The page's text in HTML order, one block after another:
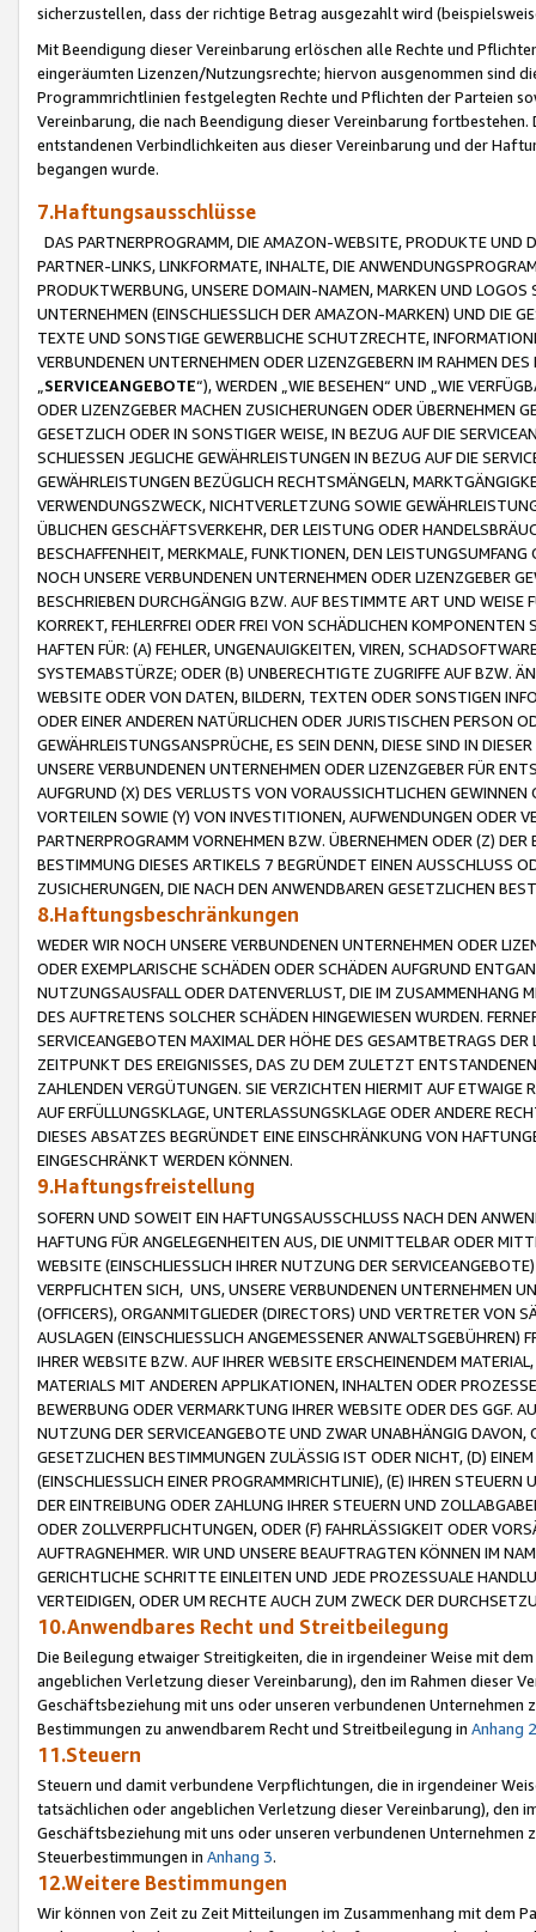
sicherzustellen, dass der richtige Betrag ausgezahlt wird
Mit Beendigung dieser Vereinbarung erlöschen alle Rechte und
eingeräumten Lizenzen/Nutzungsrechte; hiervon ausgenommen sind
Programmrichtlinien festgelegten Rechte und Pflichten der Parteien
Vereinbarung, die nach Beendigung dieser Vereinbarung
entstandenen Verbindlichkeiten aus dieser Vereinbarung und der
begangen wurde.
7.Haftungsausschlüsse
DAS PARTNERPROGRAMM, DIE AMAZON-WEBSITE, PRODUKTE UND
PARTNER-LINKS, LINKFORMATE, INHALTE, DIE
PRODUKTWERBUNG, UNSERE DOMAIN-NAMEN, MARKEN UND
UNTERNEHMEN (EINSCHLIESSLICH DER AMAZON-MARKEN) UND DIE
TEXTE UND SONSTIGE GEWERBLICHE SCHUTZRECHTE,
VERBUNDENEN UNTERNEHMEN ODER LIZENZGEBERN IM RAHMEN
SERVICEANGEBOTE“), WERDEN „WIE BESEHEN“ UND „WIE
ODER LIZENZGEBER MACHEN ZUSICHERUNGEN ODER ÜBERNEHMEN
GESETZLICH ODER IN SONSTIGER WEISE, IN BEZUG AUF DIE
SCHLIESSEN JEGLICHE GEWÄHRLEISTUNGEN IN BEZUG AUF DIE
GEWÄHRLEISTUNGEN BEZÜGLICH RECHTSMÄNGELN,
VERWENDUNGSZWECK, NICHTVERLETZUNG SOWIE
ÜBLICHEN GESCHÄFTSVERKEHR, DER LEISTUNG ODER
BESCHAFFENHEIT, MERKMALE, FUNKTIONEN, DEN
NOCH UNSERE VERBUNDENEN UNTERNEHMEN ODER LIZENZGEBER
BESCHRIEBEN DURCHGÄNGIG BZW. AUF BESTIMMTE ART UND
KORREKT, FEHLERFREI ODER FREI VON SCHÄDLICHEN
HAFTEN FÜR: (A) FEHLER, UNGENAUIGKEITEN, VIREN,
SYSTEMABSTÜRZE; ODER (B) UNBERECHTIGTE ZUGRIFFE AUF BZW.
WEBSITE ODER VON DATEN, BILDERN, TEXTEN ODER SONSTIGEN
ODER EINER ANDEREN NATÜRLICHEN ODER JURISTISCHEN PERSON
GEWÄHRLEISTUNGSANSPRÜCHE, ES SEIN DENN, DIESE SIND IN
UNSERE VERBUNDENEN UNTERNEHMEN ODER LIZENZGEBER FÜR
AUFGRUND (X) DES VERLUSTS VON VORAUSSICHTLICHEN
VORTEILEN SOWIE (Y) VON INVESTITIONEN, AUFWENDUNGEN ODER
PARTNERPROGRAMM VORNEHMEN BZW. ÜBERNEHMEN ODER (Z)
BESTIMMUNG DIESES ARTIKELS 7 BEGRÜNDET EINEN AUSSCHLUSS
ZUSICHERUNGEN, DIE NACH DEN ANWENDBAREN GESETZLICHEN
8.Haftungsbeschränkungen
WEDER WIR NOCH UNSERE VERBUNDENEN UNTERNEHMEN ODER
ODER EXEMPLARISCHE SCHÄDEN ODER SCHÄDEN AUFGRUND
NUTZUNGSAUSFALL ODER DATENVERLUST, DIE IM ZUSAMMENHANG
DES AUFTRETENS SOLCHER SCHÄDEN HINGEWIESEN WURDEN.
SERVICEANGEBOTEN MAXIMAL DER HÖHE DES GESAMTBETRAGS
ZEITPUNKT DES EREIGNISSES, DAS ZU DEM ZULETZT
ZAHLENDEN VERGÜTUNGEN. SIE VERZICHTEN HIERMIT AUF
AUF ERFÜLLUNGSKLAGE, UNTERLASSUNGSKLAGE ODER ANDERE
DIESES ABSATZES BEGRÜNDET EINE EINSCHRÄNKUNG VON
EINGESCHRÄNKT WERDEN KÖNNEN.
9.Haftungsfreistellung
SOFERN UND SOWEIT EIN HAFTUNGSAUSSCHLUSS NACH DEN
HAFTUNG FÜR ANGELEGENHEITEN AUS, DIE UNMITTELBAR ODER
WEBSITE (EINSCHLIESSLICH IHRER NUTZUNG DER
VERPFLICHTEN SICH, UNS, UNSERE VERBUNDENEN UNTERNEHMEN
(OFFICERS), ORGANMITGLIEDER (DIRECTORS) UND VERTRETER VON
AUSLAGEN (EINSCHLIESSLICH ANGEMESSENER
IHRER WEBSITE BZW. AUF IHRER WEBSITE ERSCHEINENDEM
MATERIALS MIT ANDEREN APPLIKATIONEN, INHALTEN ODER
BEWERBUNG ODER VERMARKTUNG IHRER WEBSITE ODER DES GGF.
NUTZUNG DER SERVICEANGEBOTE UND ZWAR UNABHÄNGIG
GESETZLICHEN BESTIMMUNGEN ZULÄSSIG IST ODER NICHT, (D)
(EINSCHLIESSLICH EINER PROGRAMMRICHTLINIE), (E) IHREN
DER EINTREIBUNG ODER ZAHLUNG IHRER STEUERN UND
ODER ZOLLVERPFLICHTUNGEN, ODER (F) FAHRLÄSSIGKEIT ODER
AUFTRAGNEHMER. WIR UND UNSERE BEAUFTRAGTEN KÖNNEN IM
GERICHTLICHE SCHRITTE EINLEITEN UND JEDE PROZESSUALE
VERTEIDIGEN, ODER UM RECHTE AUCH ZUM ZWECK DER
10.Anwendbares Recht und Streitbeilegung
Die Beilegung etwaiger Streitigkeiten, die in irgendeiner Weise mit
angeblichen Verletzung dieser Vereinbarung), den im Rahmen dieser
Geschäftsbeziehung mit uns oder unseren verbundenen
Bestimmungen zu anwendbarem Recht und Streitbeilegung in Anhang 2
11.Steuern
Steuern und damit verbundene Verpflichtungen, die in irgendeiner
tatsächlichen oder angeblichen Verletzung dieser Vereinbarung), den
Geschäftsbeziehung mit uns oder unseren verbundenen
Steuerbestimmungen in Anhang 3.
12.Weitere Bestimmungen
Wir können von Zeit zu Zeit Mitteilungen im Zusammenhang mit dem